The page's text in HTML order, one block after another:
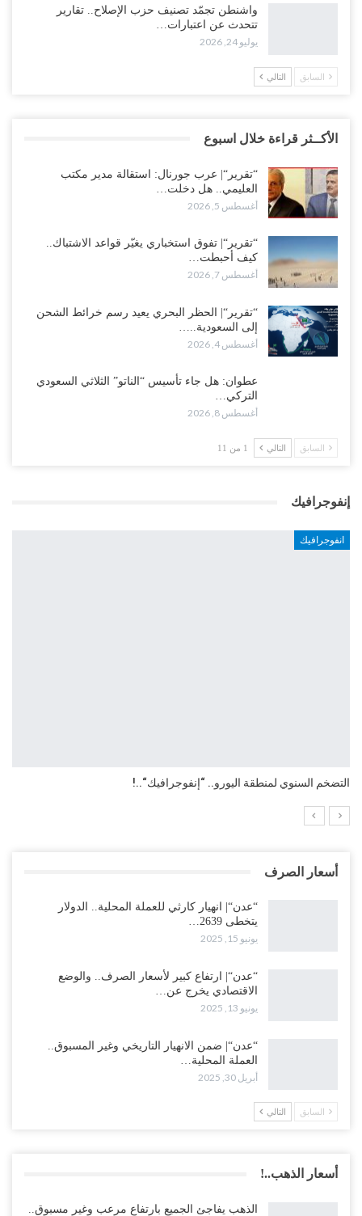
واشنطن تجمّد تصنيف حزب الإصلاح.. تقارير
تتحدث عن اعتبارات…
يوليو 24, 2026
السابق التالي
الأكــثر قراءة خلال اسبوع
“تقرير“| عرب جورنال: استقالة مدير مكتب
العليمي.. هل دخلت…
أغسطس 5, 2026
“تقرير“| تفوق استخباري يغيّر قواعد الاشتباك..
كيف أحبطت…
أغسطس 7, 2026
“تقرير“| الحظر البحري يعيد رسم خرائط الشحن
إلى السعودية..…
أغسطس 4, 2026
عطوان: هل جاء تأسيس “الناتو” الثلاثي السعودي
التركي…
أغسطس 8, 2026
السابق التالي 1 من 11
إنفوجرافيك
انفوجرافيك
التضخم السنوي لمنطقة اليورو.. “إنفوجرافيك“..!
أسعار الصرف
“عدن“| انهيار كارثي للعملة المحلية.. الدولار
يتخطى 2639…
يونيو 15, 2025
“عدن“| ارتفاع كبير لأسعار الصرف.. والوضع
الاقتصادي يخرج عن…
يونيو 13, 2025
“عدن“| ضمن الانهيار التاريخي وغير المسبوق..
العملة المحلية…
أبريل 30, 2025
السابق التالي
أسعار الذهب..!
الذهب يفاجئ الجميع بارتفاع مرعب وغير مسبوق..